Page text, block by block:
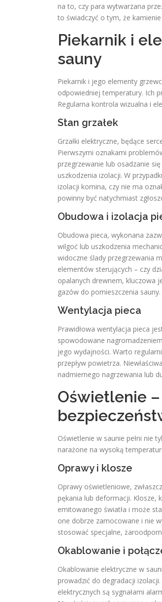
na to, czy para wytwarzana
to świadczyć o tym, że
Piekarnik i
sauny
Piekarnik i jego elementy
odpowiedniej temperatury. Ich
Regularna kontrola wizualna i
Stan grzałek
Grzałki elektryczne, będące
Pierwszymi oznakami
przegrzewanie lub osadzanie
uszkodzenia izolacji. W
izolacji komina, czy nie ma
powinny być natychmiast
Obudowa i izolacja
Obudowa pieca, wykonana
wilgoć lub uszkodzenia
widoczne ślady przegrzewania
elementów sterujących – czy
opalanych drewnem, kluczowa
gazów do pomieszczenia sauny.
Wentylacja pieca
Prawidłowa wentylacja pieca
spowodowane
jego wydajności. Warto
przepływ powietrza.
nadmiernego nagrzewania lub
Oświetlenie
Oświetlenie w saunie pełni nie
narażone na wysoką
Oprawy i klosze
Oprawy oświetleniowe,
pękania lub deformacji. Klosze,
emitowanego światła i może
one dobrze zamocowane i nie
stosować specjalne,
Okablowanie i
Okablowanie elektryczne w
prowadzić do degradacji
elektrycznych są sygnałami